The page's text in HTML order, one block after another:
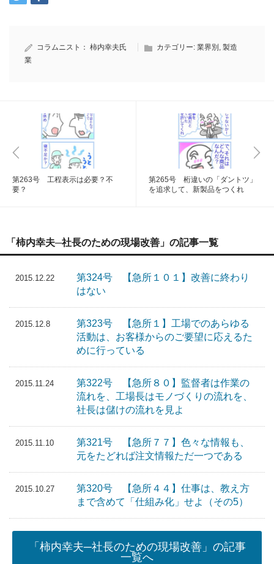
コラムニスト： 柿内幸夫氏 カテゴリー: 業界別 製造
業
第263号 工程表示は必要？不
要？
第265号 桁違いの「ダントツ」
を追求して、新製品をつくれ
「柿内幸夫─社長のための現場改善」の記事一覧
2015.12.22
第324号 【急所１０１】改善に終わり
はない
2015.12.8
第323号 【急所１】工場でのあらゆる
活動は、お客様からのご要望に応えるた
めに行っている
2015.11.24
第322号 【急所８０】監督者は作業の
流れを、工場長はモノづくりの流れを、
社長は儲けの流れを見よ
2015.11.10
第321号 【急所７７】色々な情報も、
元をたどれば注文情報ただ一つである
2015.10.27
第320号 【急所４４】仕事は、教え方
まで含めて「仕組み化」せよ（その5）
「柿内幸夫─社長のための現場改善」の記事
一覧へ